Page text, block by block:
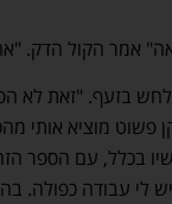
אמר הקול הדק.
בזעף. "זאת לא
מוציא אותי
בכלל, עם הספר
לי עבודה כפולה.